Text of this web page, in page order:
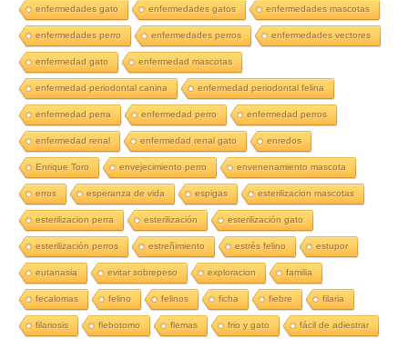
enfermedades gato enfermedades gatos enfermedades mascotas
enfermedades perro enfermedades perros enfermedades vectores
enfermedad gato enfermedad mascotas
enfermedad periodontal canina enfermedad periodontal felina
enfermedad perra enfermedad perro enfermedad perros
enfermedad renal enfermedad renal gato enredos
Enrique Toro envejecimiento perro envenenamiento mascota
erros esperanza de vida espigas esterilizacion mascotas
esterilizacion perra esterilización esterilización gato
esterilización perros estreñimiento estrés felino estupor
eutanasia evitar sobrepeso exploracion familia
fecalomas felino felinos ficha fiebre filaria
filariosis flebotomo flemas frio y gato fácil de adiestrar